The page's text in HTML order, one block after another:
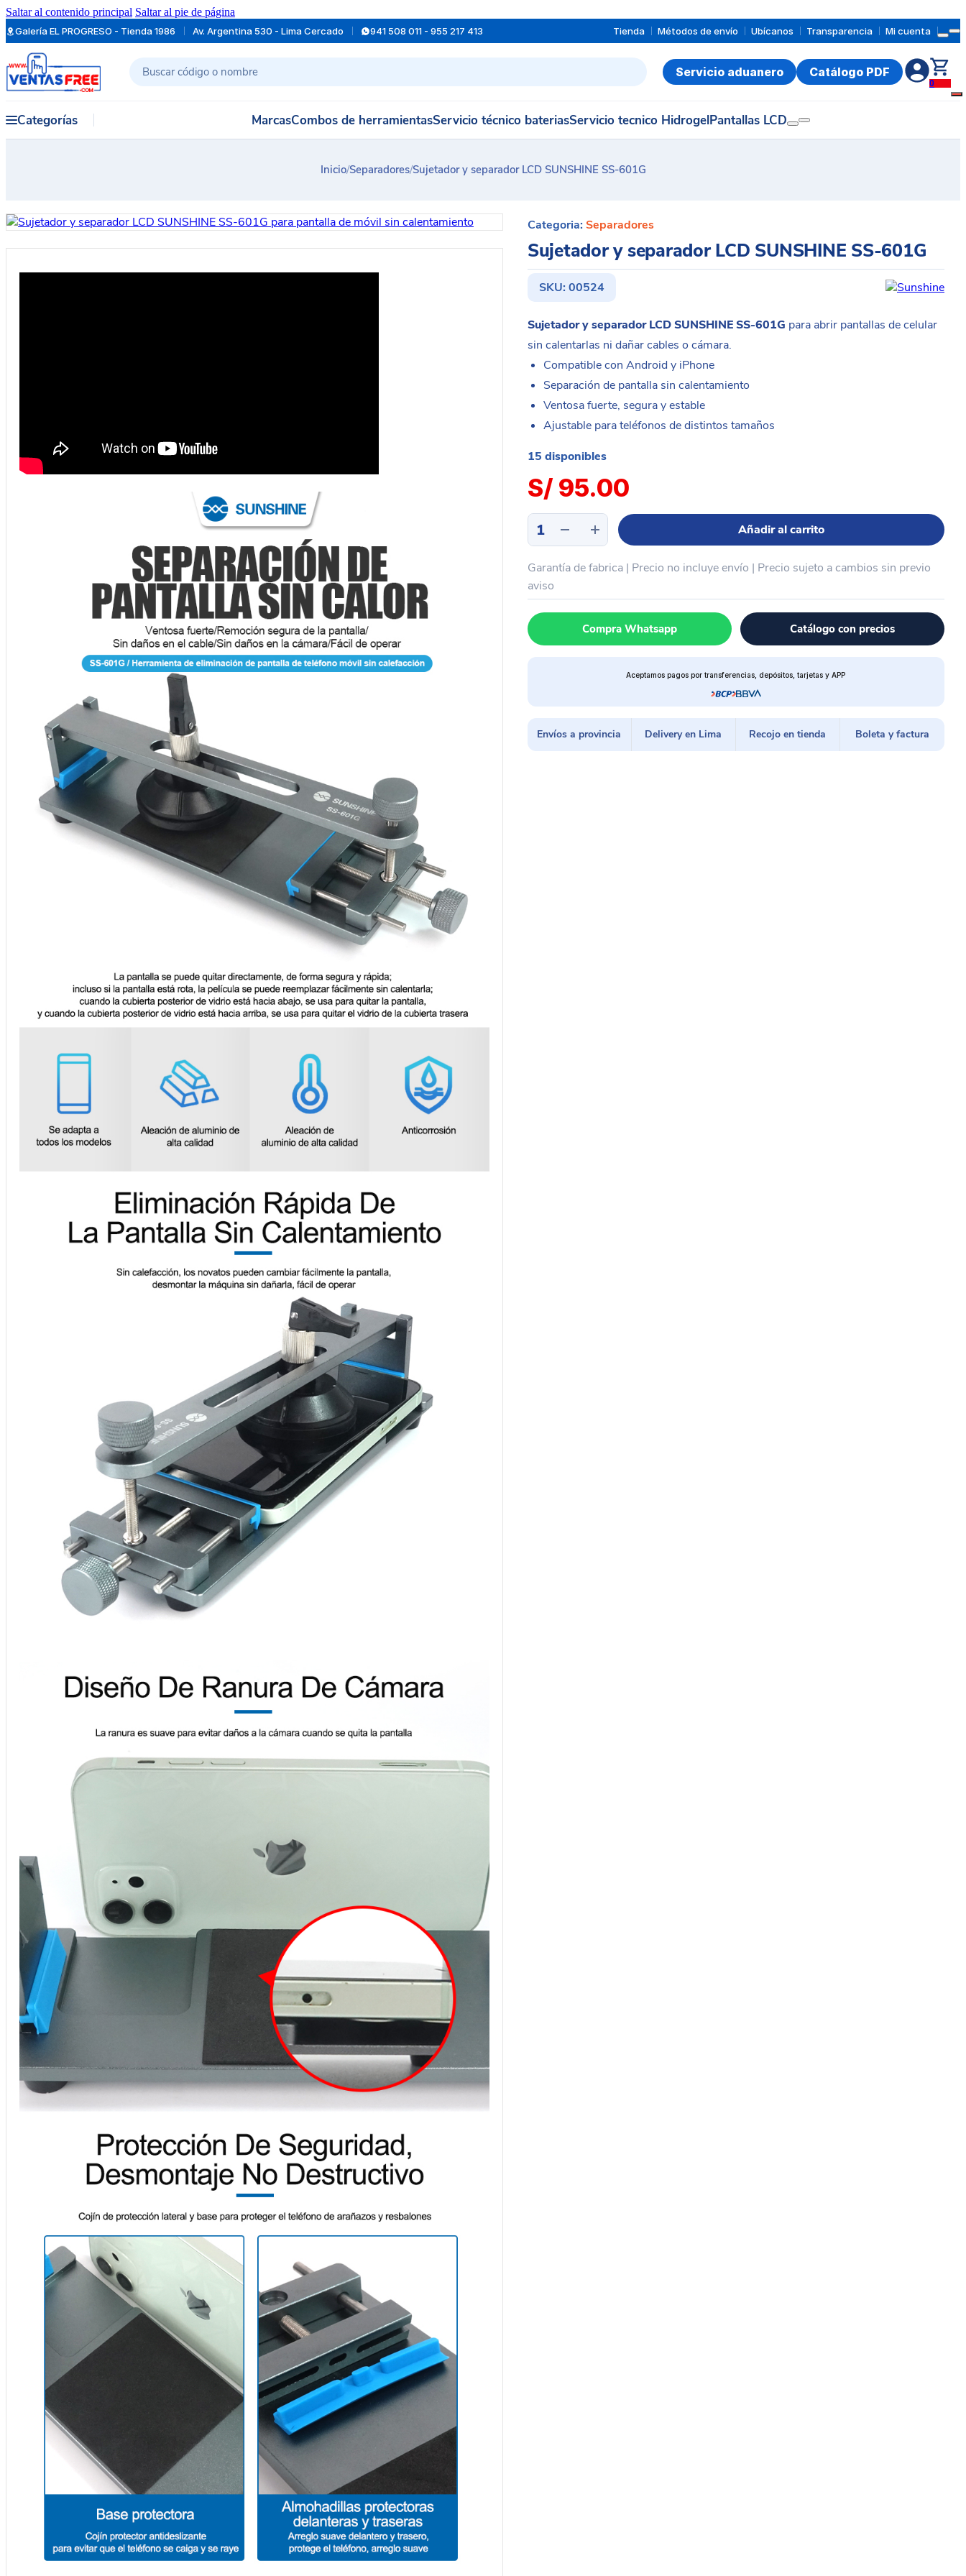
Saltar al contenido principal Saltar al pie de página
Galería EL PROGRESO - Tienda 1986 Av. Argentina 530 - Lima Cercado 941 508 011 - 955 217 413 Tienda Métodos de envío Ubícanos Transparencia Mi cuenta
Buscar Servicio aduanero Catálogo PDF
0
Categorías MarcasCombos de herramientasServicio técnico bateriasServicio tecnico HidrogelPantallas LCD
Inicio/Separadores/Sujetador y separador LCD SUNSHINE SS-601G
Categoria: Separadores
Sujetador y separador LCD SUNSHINE SS-601G
SKU: 00524
Sujetador y separador LCD SUNSHINE SS-601G para abrir pantallas de celular
sin calentarlas ni dañar cables o cámara.
Compatible con Android y iPhone
Separación de pantalla sin calentamiento
Ventosa fuerte, segura y estable
Ajustable para teléfonos de distintos tamaños
15 disponibles
S/95.00
Sujetador
LCD
SUNSHINE
SS-
601G
cantidad
Añadir al carrito
Garantía de fabrica | Precio no incluye envío | Precio sujeto a cambios sin previo
aviso
Compra Whatsapp Catálogo con precios
Aceptamos pagos por transferencias, depósitos, tarjetas y APP
Envíos a provincia Delivery en Lima Recojo en tienda Boleta y factura